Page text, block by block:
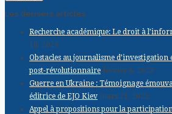
Les derniers articles
Recherche académique: Le droit à
18, 2023
Obstacles au journalisme
post-révolutionnaire février 6, 2023
Guerre en Ukraine : Témoignage
éditrice de EJO Kiev mars 21, 2022
Appel à propositions pour la